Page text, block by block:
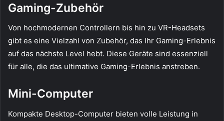
Gaming-Zubehör
Von hochmodernen Controllern bis hin zu VR-Headsets
gibt es eine Vielzahl von Zubehör, das Ihr Gaming-Erlebnis
auf das nächste Level hebt. Diese Geräte sind essenziell
für alle, die das ultimative Gaming-Erlebnis anstreben.
Mini-Computer
Kompakte Desktop-Computer bieten volle Leistung in